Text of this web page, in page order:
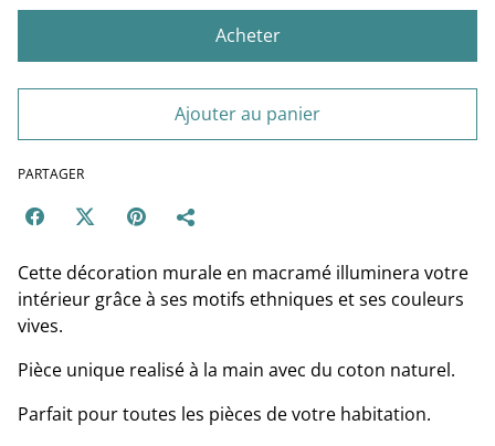
Acheter
Ajouter au panier
PARTAGER
Cette décoration murale en macramé illuminera votre
intérieur grâce à ses motifs ethniques et ses couleurs
vives.
Pièce unique realisé à la main avec du coton naturel.
Parfait pour toutes les pièces de votre habitation.